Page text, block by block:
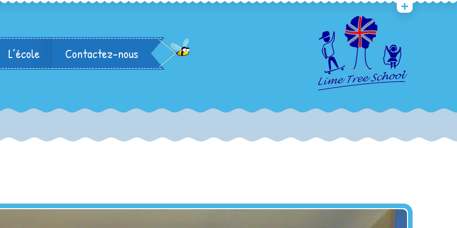
L’école Contactez-nous